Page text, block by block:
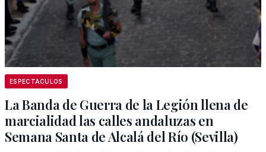
ESPECTACULOS
La Banda de Guerra de la Legión llena de
marcialidad las calles andaluzas en
Semana Santa de Alcalá del Río (Sevilla)